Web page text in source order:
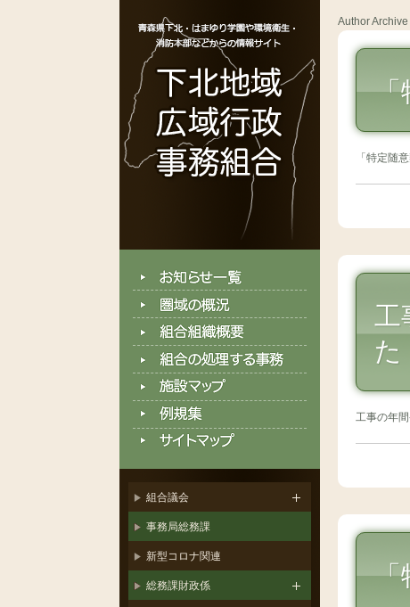
組合議会
事務局総務課
新型コロナ関連
総務課財政係
Author
「
「特定随
工
た
工事の年
「